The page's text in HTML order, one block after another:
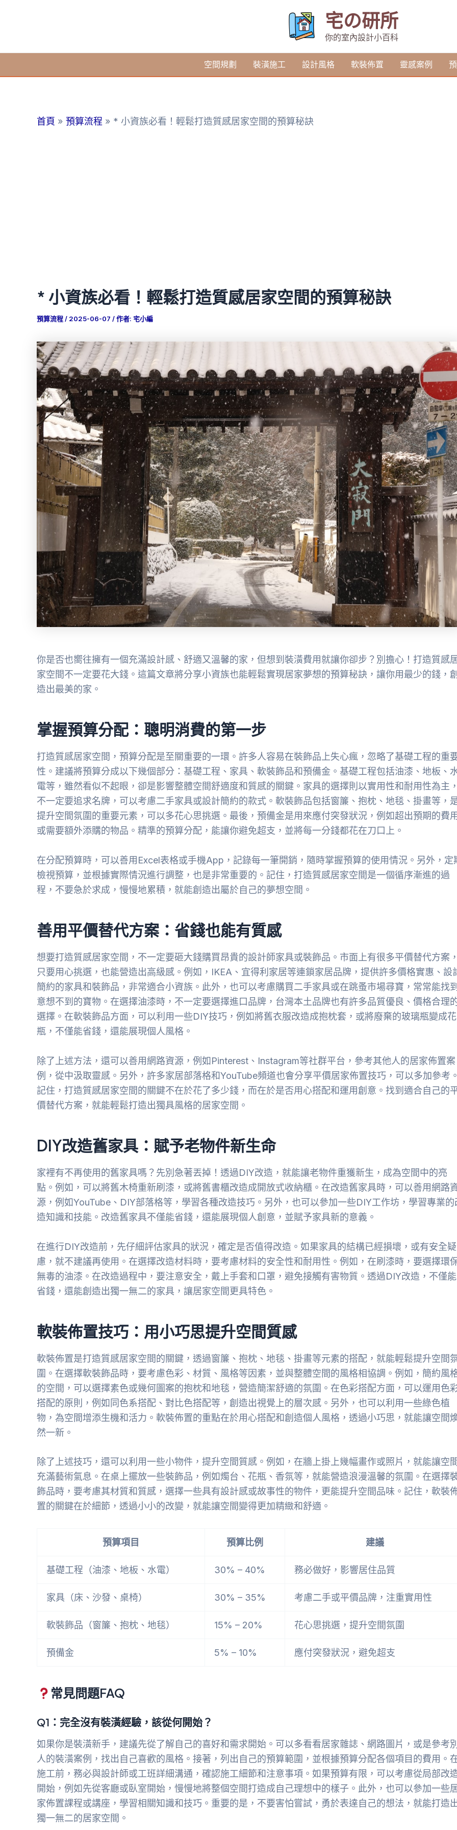
要
宅の研所
你的室內設計小百科
空間規劃 裝潢施工 設計風格 軟裝佈置 靈感案例
首頁 預算流程 * 小資族必看！輕鬆打造質感居家空間的預算秘訣
* 小資族必看！輕鬆打造質感居家空間的預算秘訣
預算流程/ 2025-06-07 / 作者: 宅小編
你是否也嚮往擁有一個充滿設計感、舒適又溫馨的家，但想到裝潢費用就讓你卻步？別擔心！打造質感
家空間不一定要花大錢。這篇文章將分享小資族也能輕鬆實現居家夢想的預算秘訣，讓你用最少的錢，創
造出最美的家。
掌握預算分配：聰明消費的第一步
打造質感居家空間，預算分配是至關重要的一環。許多人容易在裝飾品上失心瘋，忽略了基礎工程的重
性。建議將預算分成以下幾個部分：基礎工程、家具、軟裝飾品和預備金。基礎工程包括油漆、地板、
電等，雖然看似不起眼，卻是影響整體空間舒適度和質感的關鍵。家具的選擇則以實用性和耐用性為主，
不一定要追求名牌，可以考慮二手家具或設計簡約的款式。軟裝飾品包括窗簾、抱枕、地毯、掛畫等，
提升空間氛圍的重要元素，可以多花心思挑選。最後，預備金是用來應付突發狀況，例如超出預期的費用
或需要額外添購的物品。精準的預算分配，能讓你避免超支，並將每一分錢都花在刀口上。
在分配預算時，可以善用Excel表格或手機App，記錄每一筆開銷，隨時掌握預算的使用情況。另外，定
檢視預算，並根據實際情況進行調整，也是非常重要的。記住，打造質感居家空間是一個循序漸進的過
程，不要急於求成，慢慢地累積，就能創造出屬於自己的夢想空間。
善用平價替代方案：省錢也能有質感
想要打造質感居家空間，不一定要砸大錢購買昂貴的設計師家具或裝飾品。市面上有很多平價替代方案，
只要用心挑選，也能營造出高級感。例如，IKEA、宜得利家居等連鎖家居品牌，提供許多價格實惠、設
簡約的家具和裝飾品，非常適合小資族。此外，也可以考慮購買二手家具或在跳蚤市場尋寶，常常能找到
意想不到的寶物。在選擇油漆時，不一定要選擇進口品牌，台灣本土品牌也有許多品質優良、價格合理
選擇。在軟裝飾品方面，可以利用一些DIY技巧，例如將舊衣服改造成抱枕套，或將廢棄的玻璃瓶變成花
瓶，不僅能省錢，還能展現個人風格。
除了上述方法，還可以善用網路資源，例如Pinterest、Instagram等社群平台，參考其他人的居家佈置案
例，從中汲取靈感。另外，許多家居部落格和YouTube頻道也會分享平價居家佈置技巧，可以多加參考。
記住，打造質感居家空間的關鍵不在於花了多少錢，而在於是否用心搭配和運用創意。找到適合自己的
價替代方案，就能輕鬆打造出獨具風格的居家空間。
DIY改造舊家具：賦予老物件新生命
家裡有不再使用的舊家具嗎？先別急著丟掉！透過DIY改造，就能讓老物件重獲新生，成為空間中的亮
點。例如，可以將舊木椅重新刷漆，或將舊書櫃改造成開放式收納櫃。在改造舊家具時，可以善用網路
源，例如YouTube、DIY部落格等，學習各種改造技巧。另外，也可以參加一些DIY工作坊，學習專業的
造知識和技能。改造舊家具不僅能省錢，還能展現個人創意，並賦予家具新的意義。
在進行DIY改造前，先仔細評估家具的狀況，確定是否值得改造。如果家具的結構已經損壞，或有安全疑
慮，就不建議再使用。在選擇改造材料時，要考慮材料的安全性和耐用性。例如，在刷漆時，要選擇環
無毒的油漆。在改造過程中，要注意安全，戴上手套和口罩，避免接觸有害物質。透過DIY改造，不僅能
省錢，還能創造出獨一無二的家具，讓居家空間更具特色。
軟裝佈置技巧：用小巧思提升空間質感
軟裝佈置是打造質感居家空間的關鍵，透過窗簾、抱枕、地毯、掛畫等元素的搭配，就能輕鬆提升空間
圍。在選擇軟裝飾品時，要考慮色彩、材質、風格等因素，並與整體空間的風格相協調。例如，簡約風
的空間，可以選擇素色或幾何圖案的抱枕和地毯，營造簡潔舒適的氛圍。在色彩搭配方面，可以運用色
搭配的原則，例如同色系搭配、對比色搭配等，創造出視覺上的層次感。另外，也可以利用一些綠色植
物，為空間增添生機和活力。軟裝佈置的重點在於用心搭配和創造個人風格，透過小巧思，就能讓空間
然一新。
除了上述技巧，還可以利用一些小物件，提升空間質感。例如，在牆上掛上幾幅畫作或照片，就能讓空間
充滿藝術氣息。在桌上擺放一些裝飾品，例如燭台、花瓶、香氛等，就能營造浪漫溫馨的氛圍。在選擇
飾品時，要考慮其材質和質感，選擇一些具有設計感或故事性的物件，更能提升空間品味。記住，軟裝
置的關鍵在於細節，透過小小的改變，就能讓空間變得更加精緻和舒適。
預算項目 預算比例 建議
基礎工程（油漆、地板、水電） 30% – 40% 務必做好，影響居住品質
家具（床、沙發、桌椅） 30% – 35% 考慮二手或平價品牌，注重實用性
軟裝飾品（窗簾、抱枕、地毯） 15% – 20% 花心思挑選，提升空間氛圍
預備金 5% – 10% 應付突發狀況，避免超支
常見問題FAQ
Q1：完全沒有裝潢經驗，該從何開始？
如果你是裝潢新手，建議先從了解自己的喜好和需求開始。可以多看看居家雜誌、網路圖片，或是參考別
人的裝潢案例，找出自己喜歡的風格。接著，列出自己的預算範圍，並根據預算分配各個項目的費用。
施工前，務必與設計師或工班詳細溝通，確認施工細節和注意事項。如果預算有限，可以考慮從局部改
開始，例如先從客廳或臥室開始，慢慢地將整個空間打造成自己理想中的樣子。此外，也可以參加一些
家佈置課程或講座，學習相關知識和技巧。重要的是，不要害怕嘗試，勇於表達自己的想法，就能打造
獨一無二的居家空間。